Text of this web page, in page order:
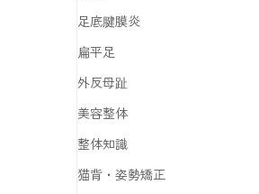
足底腱膜炎
扁平足
外反母趾
美容整体
整体知識
猫背・姿勢矯正